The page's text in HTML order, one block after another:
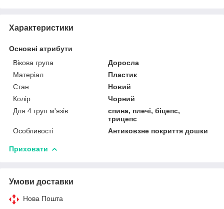
Характеристики
Основні атрибути
Вікова група
Доросла
Матеріал
Пластик
Стан
Новий
Колір
Чорний
Для 4 груп м'язів
спина, плечі, біцепс,
трицепс
Особливості
Антиковзне покриття дошки
Приховати
Умови доставки
Нова Пошта